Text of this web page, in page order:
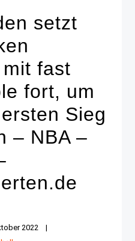
setzt
fast
fort, um
Sieg
– NBA –
2022